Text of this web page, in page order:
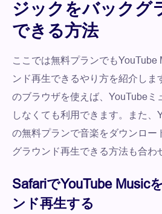
ジックをバックグ
できる方法
ここでは無料プランでもYouTube
ンド再生できるやり方を紹介しま
のブラウザを使えば、YouTubeミ
しなくても利用できます。また、
の無料プランで音楽をダウンロー
グラウンド再生できる方法も合わ
SafariでYouTube Music
ンド再生する